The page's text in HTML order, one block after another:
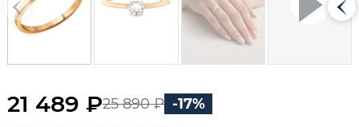
21 489 ₽25 890 ₽ -17%